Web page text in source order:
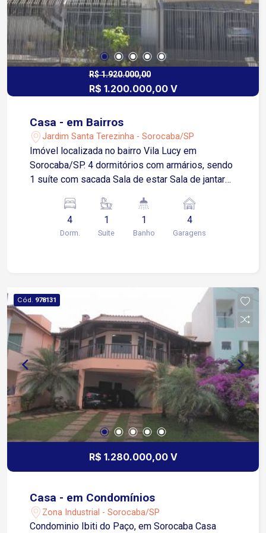
morar.
R$ 1.920.000,00
R$ 1.200.000,00 V
Casa - em Bairros
Jardim Santa Terezinha - Sorocaba/SP
Imóvel localizada no bairro Vila Lucy em
Sorocaba/SP. 4 dormitórios com armários, sendo
1 suíte com sacada Sala de estar Sala de jantar
e copa Área de serviço com lavanderia O imóvel
possuí elevador. Estuda permuta por
apartamento.
4
Dorm.
1
Suite
1
Banho
4
Garagens
Cód. 978131
R$ 1.280.000,00 V
Casa - em Condomínios
Zona Industrial - Sorocaba/SP
Condominio Ibiti do Paço, em Sorocaba Casa